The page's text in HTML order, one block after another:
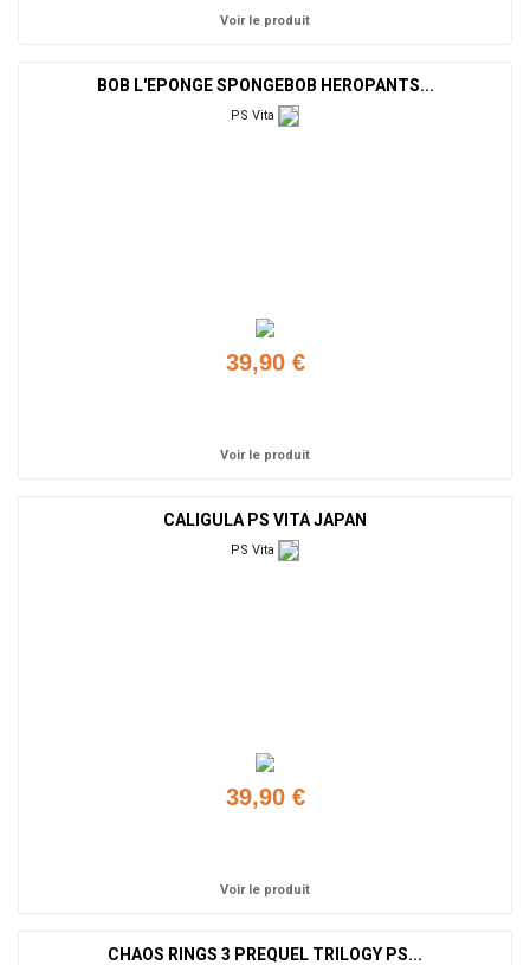
Voir le produit
BOB L'EPONGE SPONGEBOB HEROPANTS...
PS Vita
39,90 €
Voir le produit
CALIGULA PS VITA JAPAN
PS Vita
39,90 €
Voir le produit
CHAOS RINGS 3 PREQUEL TRILOGY PS...